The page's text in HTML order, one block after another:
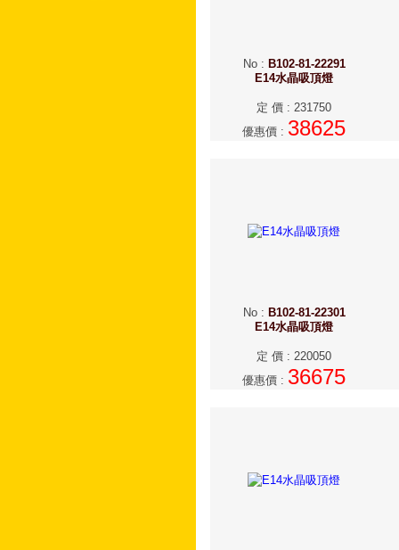
No: B102-81-22291
E14水晶吸頂燈
定 價 : 231750
優惠價 : 38625
No: B102-81-22301
E14水晶吸頂燈
定 價 : 220050
優惠價 : 36675